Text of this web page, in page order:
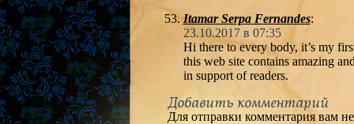
Itamar Serpa Fernandes:
23.10.2017 в 07:35
Hi there to every body, it’s my
this web site contains amazing
in support of readers.
Добавить комментарий
Для отправки комментария вам